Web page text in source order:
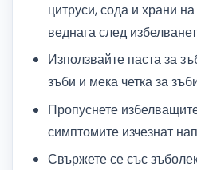
цитруси, сода и храни
веднага след
Използвайте паста за
зъби и мека четка за
Пропуснете
симптомите изчезнат
Свържете се със